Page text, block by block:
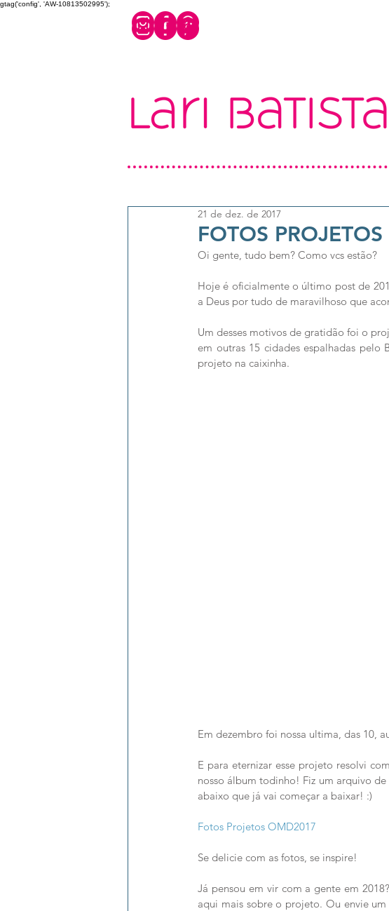
gtag('config', 'AW-10813502995');
FOTOS
21 de dez. de 2017
Oi gente, tudo bem? Como vcs estão?
Hoje é oficialmente o último post de
a Deus por tudo de maravilhoso que
Um desses motivos de gratidão foi o
em outras 15 cidades espalhadas pelo
projeto na caixinha.
Em dezembro foi nossa ultima, das 10,
E para eternizar esse projeto resolvi
nosso álbum todinho! Fiz um arquivo
abaixo que já vai começar a baixar! :)
Fotos Projetos OMD2017
Se delicie com as fotos, se inspire!
Já pensou em vir com a gente em
aqui mais sobre o projeto. Ou envie